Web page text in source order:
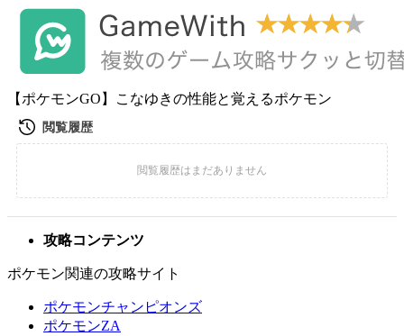
【ポケモンGO】こなゆきの性能と覚えるポケモン
攻略コンテンツ
ポケモン関連の攻略サイト
ポケモンチャンピオンズ
ポケモンZA